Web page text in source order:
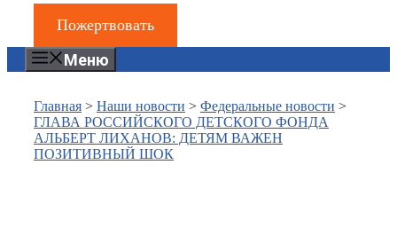
Пожертвовать
Меню
Главная > Наши новости > Федеральные новости >
ГЛАВА РОССИЙСКОГО ДЕТСКОГО ФОНДА
АЛЬБЕРТ ЛИХАНОВ: ДЕТЯМ ВАЖЕН
ПОЗИТИВНЫЙ ШОК